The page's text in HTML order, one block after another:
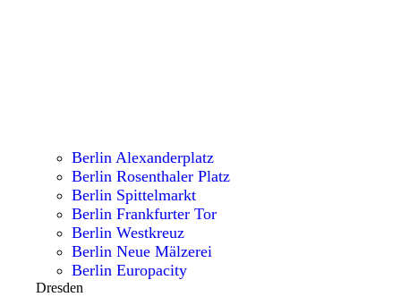
Berlin Alexanderplatz
Berlin Rosenthaler Platz
Berlin Spittelmarkt
Berlin Frankfurter Tor
Berlin Westkreuz
Berlin Neue Mälzerei
Berlin Europacity
Dresden